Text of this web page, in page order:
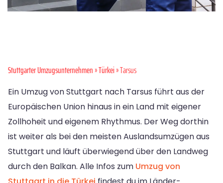
Stuttgarter Umzugsunternehmen»Türkei» Tarsus
Ein Umzug von Stuttgart nach Tarsus führt aus der
Europäischen Union hinaus in ein Land mit eigener
Zollhoheit und eigenem Rhythmus. Der Weg dorthin
ist weiter als bei den meisten Auslandsumzügen aus
Stuttgart und läuft überwiegend über den Landweg
durch den Balkan. Alle Infos zum Umzug von